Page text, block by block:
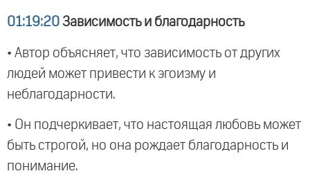
01:19:20 Зависимость и благодарность
• Автор объясняет, что зависимость от других
людей может привести к эгоизму и
неблагодарности.
• Он подчеркивает, что настоящая любовь может
быть строгой, но она рождает благодарность и
понимание.